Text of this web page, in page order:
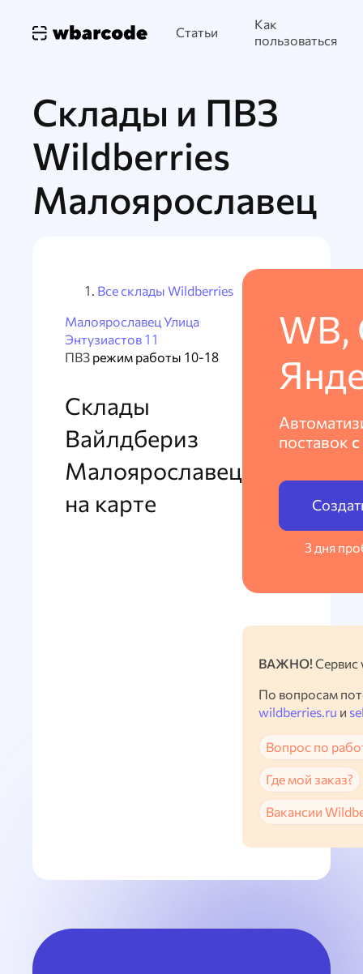
Статьи
Как
пользоваться
Склады и ПВЗ
Wildberries
Малоярославец
Все склады Wildberries
Малоярославец Улица
Энтузиастов 11
ПВЗ режим работы 10-18
Склады
Вайлдбериз
Малоярославец
на карте
WB,
поставок
3 дня
ВАЖНО! Сервис
По вопросам
wildberries.ru и
Вопрос по
Где мой заказ?
Вакансии